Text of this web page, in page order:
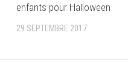
enfants pour Halloween
29 SEPTEMBRE 2017